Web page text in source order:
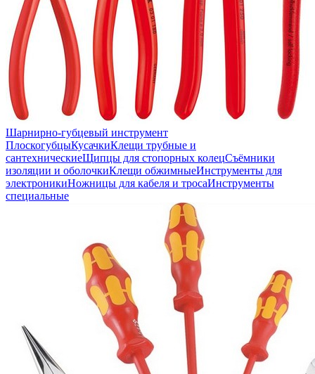
Шарнирно-губцевый инструмент
ПлоскогубцыКусачкиКлещи трубные и
сантехническиеЩипцы для стопорных колецСъёмники
изоляции и оболочкиКлещи обжимныеИнструменты для
электроникиНожницы для кабеля и тросаИнструменты
специальные